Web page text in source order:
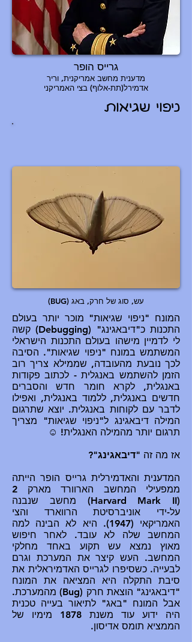
גרייס הופר​
מדענית מחשב אמריקנית, וריר
אדמירל(תת-אלוף) בצי האמריקני
ניפוי שגיאות
עש, סוג של חרק, באג (BUG)
המונח "ניפוי שגיאות" מוכר יותר בעולם
התכנות כ"דיבאגינג" (Debugging) קשה
לי לדמיין מישהו בעולם התכנות הישראלי
המשתמש במונח "ניפוי שגיאות". הסיבה
לכך נובעת מהעובדה, שממילא צריך רוב
הזמן להשתמש באנגלית - לכתוב פקודות
באנגלית, לקרא חומר חדש והסברים
חדשים באנגלית, ללמוד באנגלית, ואפילו
לדבר עם לקוחות באנגלית. יוצא שתרגום
המילה דיבאגינג ל"ניפוי שגיאות" מצריך
תרגום יותר מהמילה האנגלית! ☺
אז מה זה "דיבאגינג"?
המדענית והאדמירלית גרייס הופר הייתה
ממפעילי המחשב הארוורד מארק 2
(Harvard Mark II) מחשב שנבנה
על-ידי אוניברסיטת הרווארד והצי
האמריקאי (1947). היא לא הבינה למה
המחשב שלה לא עובד. לאחר חיפוש
מאוץ נמצא עש תקוע באחד מחלקי
המחשב. העש קיצר את המערכת וגרם
לבעייה. כשסיפרו לגרייס האדמיראלית את
סיבת התקלה היא המציאה את המונח
"דיבאגינג" הוצאת חרק (Bug) מהמערכת.
אבל המונח "באג" לתיאור בעייה טכנית
היה ידוע עוד משנת 1878 מימיו של
הממציא תומס אדיסון.